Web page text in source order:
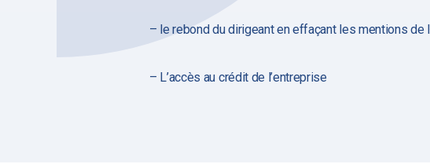
– le rebond du dirigeant en effaçant les mentions
– L’accès au crédit de l’entreprise